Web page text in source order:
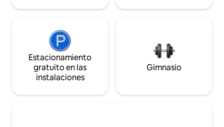
Estacionamiento
gratuito en las
instalaciones
Gimnasio